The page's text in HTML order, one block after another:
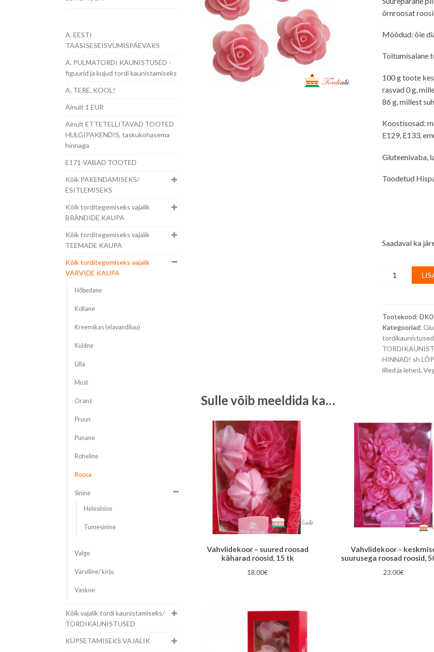
õrnroosat
Mõõdud: õie
Toitumisalane
100 g toote
rasvad 0 g,
86 g, millest
Koostisosad:
E129, E133,
Gluteenivaba,
Toodetud
Saadaval ka
Vahvlidekoor
diam.
4,5
cm
-
50
Tootekood:
Kategooriad:
tordikaunistused
HINNAD! sh
lilled ja lehed,
Sulle võib meeldida ka…
Vahvlidekoor – suured roosad
käharad roosid, 15 tk
18.00€
Vahvlidekoor –
suurusega roosad roosid,
23.00€
A. EESTI
TAASISESEISVUMISPÄEVAKS
A. PULMATORDI KAUNISTUSED -
figuurid ja kujud tordi kaunistamiseks
A. TERE, KOOL!
Ainult 1 EUR
Ainult ETTETELLITAVAD TOOTED
HULGIPAKENDIS, taskukohasema
hinnaga
E171-VABAD TOOTED
Kõik PAKENDAMISEKS/
ESITLEMISEKS
Kõik torditegemiseks vajalik
BRÄNDIDE KAUPA
Kõik torditegemiseks vajalik
TEEMADE KAUPA
Kõik torditegemiseks vajalik
VÄRVIDE KAUPA
Hõbedane
Kollane
Kreemikas (elavandiluu)
Kuldne
Lilla
Must
Oranž
Pruun
Punane
Roheline
Roosa
Sinine
Helesinine
Tumesinine
Valge
Värviline/ kirju
Vaskne
Kõik vajalik tordi kaunistamiseks/
TORDIKAUNISTUSED
KÜPSETAMISEKS VAJALIK